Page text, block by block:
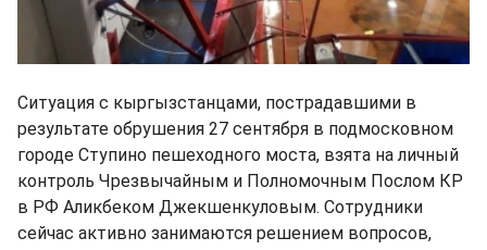
Ситуация с кыргызстанцами, пострадавшими в
результате обрушения 27 сентября в подмосковном
городе Ступино пешеходного моста, взята на личный
контроль Чрезвычайным и Полномочным Послом КР
в РФ Аликбеком Джекшенкуловым. Сотрудники
сейчас активно занимаются решением вопросов,